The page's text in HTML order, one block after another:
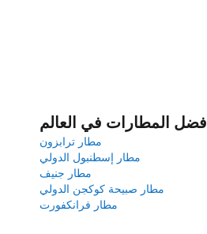
أفضل المطارات في العالم
مطار ترابزون
مطار إسطنبول الدولي
مطار جنيف
مطار صبيحة كوكجن الدولي
مطار فرانكفورت